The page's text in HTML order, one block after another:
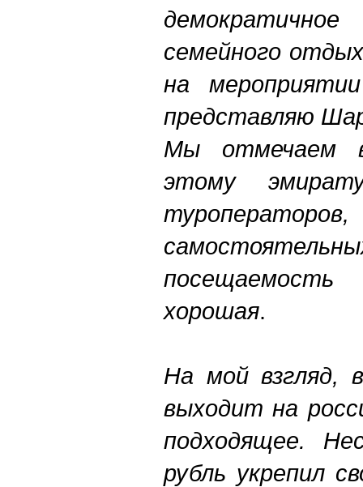
семейного
на
представляю
Мы отмечаем
этому
хорошая.
На мой взгляд,
выходит на
подходящее.
рубль укрепил